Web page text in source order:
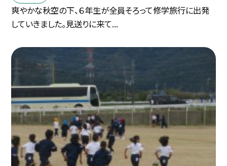
爽やかな秋空の下、６年生が全員そろって修学旅行に出発
していきました。見送りに来て...